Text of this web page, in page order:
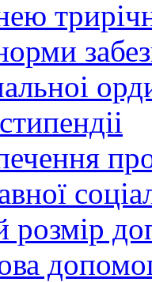
розмір